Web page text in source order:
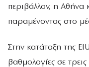
περιβάλλον, η Αθήνα
παραμένοντας στο
Στην κατάταξη της
βαθμολογίες σε